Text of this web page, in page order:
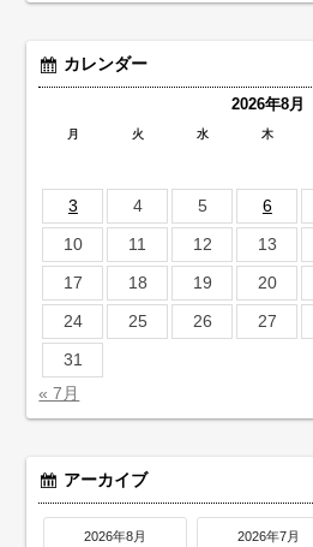
カレンダー
2026年8月
月 火 水 木
3
4 5 6
10
11 12 13
17
18 19 20
24
25 26 27
31
« 7月
アーカイブ
2026年8月 2026年7月